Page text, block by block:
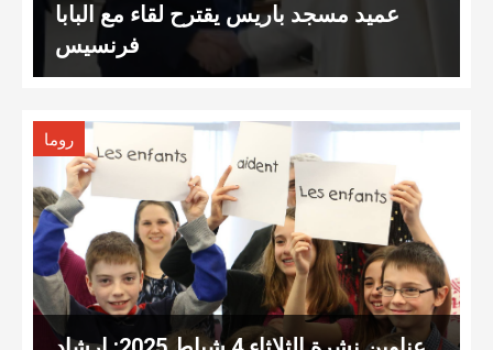
عميد مسجد باريس يقترح لقاء مع البابا
فرنسيس
روما